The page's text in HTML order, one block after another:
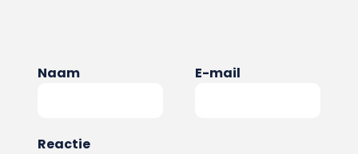
Naam E-mail
Reactie